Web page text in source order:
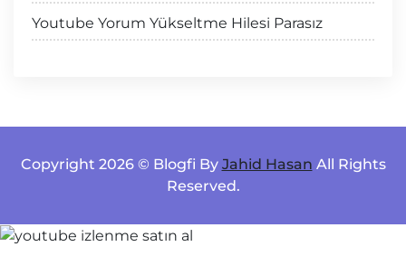
Youtube Yorum Yükseltme Hilesi Parasız
Copyright 2026 © Blogfi By Jahid Hasan All Rights
Reserved.